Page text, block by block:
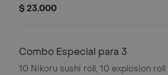
Roll en una oferta 2x1.
$ 23.000
Combo Especial para 3
10 Nikoru sushi roll, 10 explosion roll y